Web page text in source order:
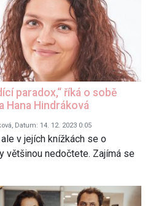
paradox,“ říká o sobě
Hana Hindráková
Datum: 14. 12. 2023 0:05
v jejích knížkách se o
většinou nedočtete. Zajímá se